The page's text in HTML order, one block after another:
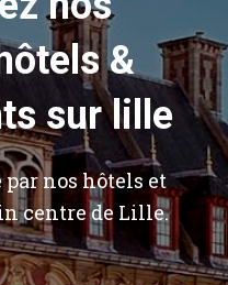
&
sur lille
nos hôtels et
centre de Lille.